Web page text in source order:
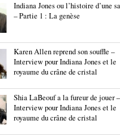
Indiana Jones ou l’histoire d’une
– Partie 1 : La genèse
Karen Allen reprend son souffle –
Interview pour Indiana Jones et le
royaume du crâne de cristal
Shia LaBeouf a la fureur de jouer –
Interview pour Indiana Jones et le
royaume du crâne de cristal